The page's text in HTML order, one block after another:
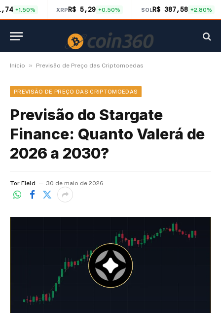
+1.50% XRPR$ 5,29 +0.50% SOLR$ 387,58 +2.80%
Início » Previsão de Preço das Criptomoedas
PREVISÃO DE PREÇO DAS CRIPTOMOEDAS
Previsão do Stargate
Finance: Quanto Valerá de
2026 a 2030?
Tor Field 30 de maio de 2026